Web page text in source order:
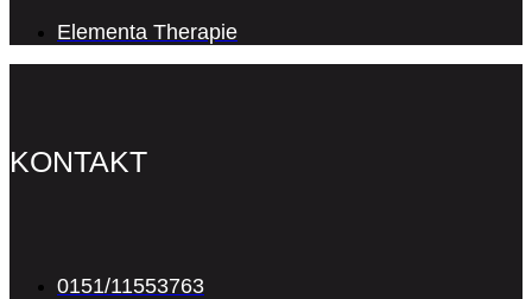
Elementa Therapie
KONTAKT
0151/11553763